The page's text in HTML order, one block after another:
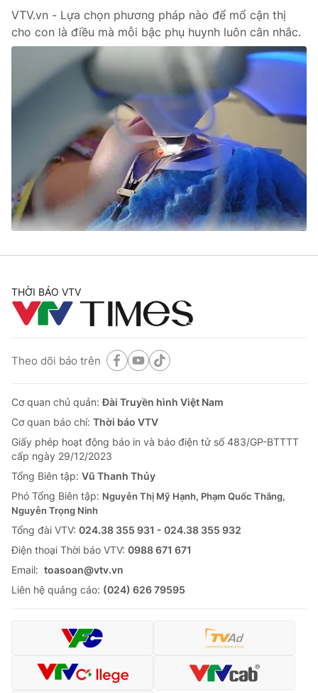
VTV.vn - Lựa chọn phương pháp nào để mổ cận thị
cho con là điều mà mỗi bậc phụ huynh luôn cân nhắc.
THỜI BÁO VTV
Theo dõi báo trên
Cơ quan chủ quản:Đài Truyền hình Việt Nam
Cơ quan báo chí: Thời báo VTV
Giấy phép hoạt động báo in và báo điện tử số 483/GP-BTTTT
cấp ngày 29/12/2023
Tổng Biên tập: Vũ Thanh Thủy
Phó Tổng Biên tập: Nguyễn Thị Mỹ Hạnh, Phạm Quốc Thắng,
Nguyễn Trọng Ninh
Tổng đài VTV: 024.38 355 931 - 024.38 355 932
Ðiện thoại Thời báo VTV: 0988 671 671
Email: toasoan@vtv.vn
Liên hệ quảng cáo: (024) 626 79595